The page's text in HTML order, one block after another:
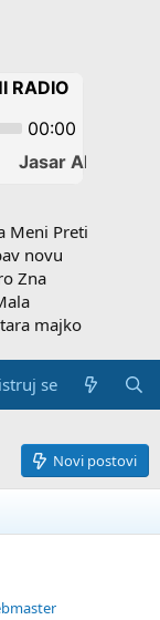
Meni Preti
novu
Zna
majko
se
Novi postovi